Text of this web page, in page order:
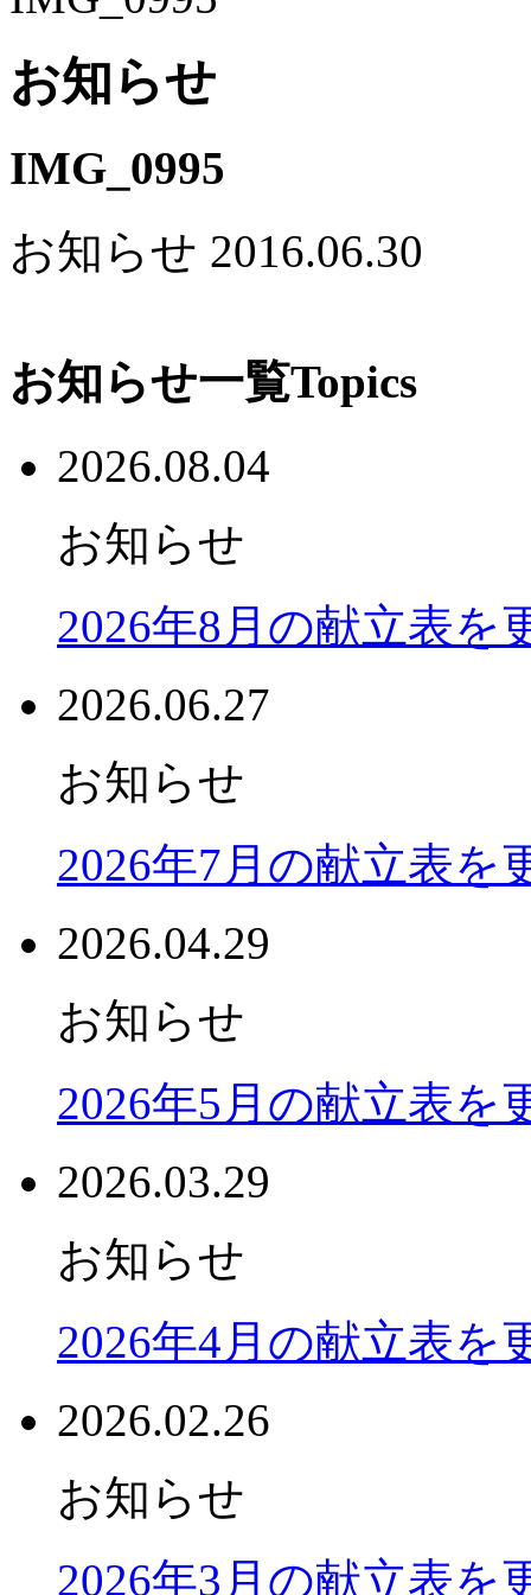
お知らせ
IMG_0995
お知らせ 2016.06.30
お知らせ一覧Topics
2026.08.04
お知らせ
2026年8月の献立表を
2026.06.27
お知らせ
2026年7月の献立表を
2026.04.29
お知らせ
2026年5月の献立表を
2026.03.29
お知らせ
2026年4月の献立表を
2026.02.26
お知らせ
2026年3月の献立表を